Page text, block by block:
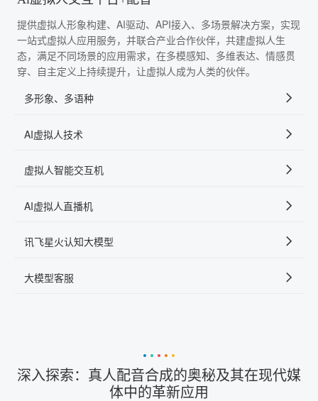
提供虚拟人形象构建、AI驱动、API接入、多场景解决方案，实现
一站式虚拟人应用服务，并联合产业合作伙伴，共建虚拟人生
态，满足不同场景的应用需求，在多模感知、多维表达、情感贯
穿、自主定义上持续提升，让虚拟人成为人类的伙伴。
多形象、多语种
AI虚拟人技术
虚拟人智能交互机
AI虚拟人直播机
讯飞星火认知大模型
大模型客服
深入探索：真人配音合成的奥秘及其在现代媒
体中的革新应用